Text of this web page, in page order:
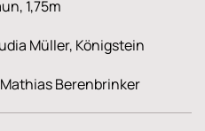
1,75m
Müller, Königstein
Berenbrinker